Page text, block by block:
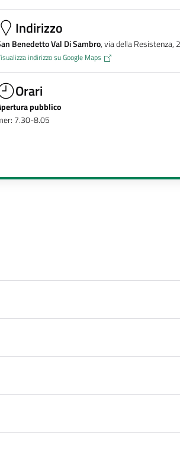
Indirizzo
Benedetto Val Di Sambro, via della Resistenza,
indirizzo su Google Maps
Orari
pubblico
7.30-8.05